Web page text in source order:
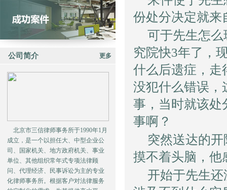
公司简介 更多
北京市三信律师事务所于1990年1月
成立，是一个以担任大、中型企业公
司、国家机关、地方政府机关、事业
单位、其他组织常年式专项法律顾
问、代理经济、民事诉讼为主的专业
化律师事务所。根据客户对法律服务
份处分决定就来
可于先生怎
究院快3年了，
什么后遗症，走
没犯什么错误，
事，当时就该处
事啊？
突然送达的
摸不着头脑，他
开始于先生